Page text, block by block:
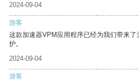
2024-09-04
游客
这款加速器VPM应用程序已经为我们带来
护。
2024-09-04
游客